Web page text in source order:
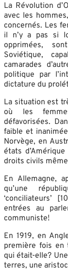
La Révolution
avec les
concernés. Les
il n’y a pas si
opprimées,
Soviétique,
camarades
politique par
dictature du
La situation est
où les
défavorisées.
faible et
Norvège, en
états
droits civils
En Allemagne,
qu’une
‘conciliateurs’
entrées au
communiste!
En 1919, en
première fois en
qui était-elle?
terres, une